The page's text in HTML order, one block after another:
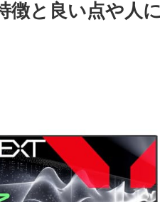
徴と良い点や人